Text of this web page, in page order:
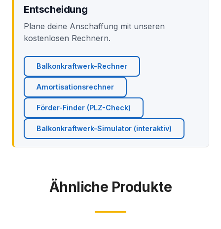
Entscheidung
Plane deine Anschaffung mit unseren
kostenlosen Rechnern.
Balkonkraftwerk-Rechner
Amortisationsrechner
Förder-Finder (PLZ-Check)
Balkonkraftwerk-Simulator (interaktiv)
Ähnliche Produkte